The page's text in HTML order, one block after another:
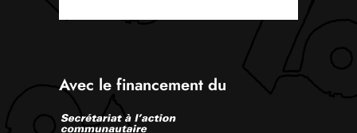
Avec le financement du